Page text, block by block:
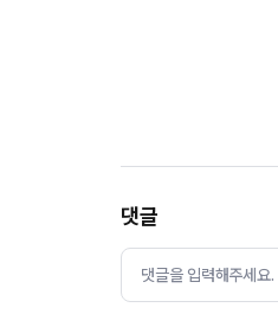
댓글
댓글을 입력해주세요.